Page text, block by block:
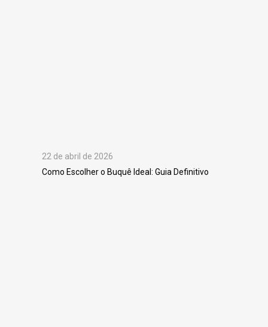
22 de abril de 2026
Como Escolher o Buquê Ideal: Guia Definitivo